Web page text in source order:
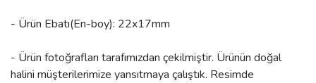
- Ürün Ebatı(En-boy): 22x17mm
- Ürün fotoğrafları tarafımızdan çekilmiştir. Ürünün doğal
halini müşterilerimize yansıtmaya çalıştık. Resimde